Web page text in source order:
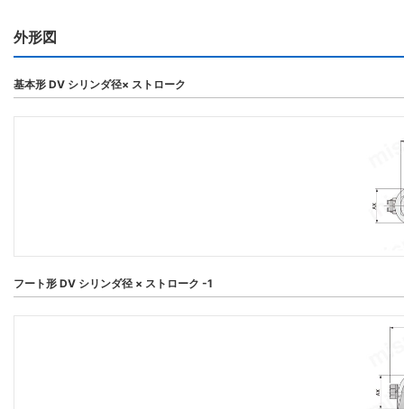
外形図
基本形 DV シリンダ径× ストローク
フート形 DV シリンダ径 × ストローク -1